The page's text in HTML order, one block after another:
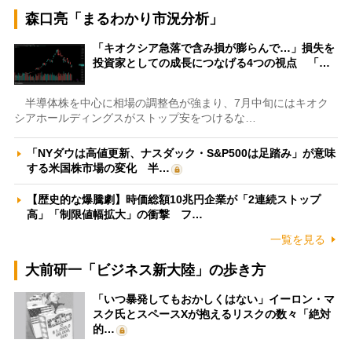
森口亮「まるわかり市況分析」
「キオクシア急落で含み損が膨らんで…」損失を
投資家としての成長につなげる4つの視点 「…
半導体株を中心に相場の調整色が強まり、7月中旬にはキオク
シアホールディングスがストップ安をつけるな…
「NYダウは高値更新、ナスダック・S&P500は足踏み」が意味
する米国株市場の変化 半…
【歴史的な爆騰劇】時価総額10兆円企業が「2連続ストップ
高」「制限値幅拡大」の衝撃 フ…
一覧を見る
大前研一「ビジネス新大陸」の歩き方
「いつ暴発してもおかしくはない」イーロン・マ
スク氏とスペースXが抱えるリスクの数々「絶対
的…